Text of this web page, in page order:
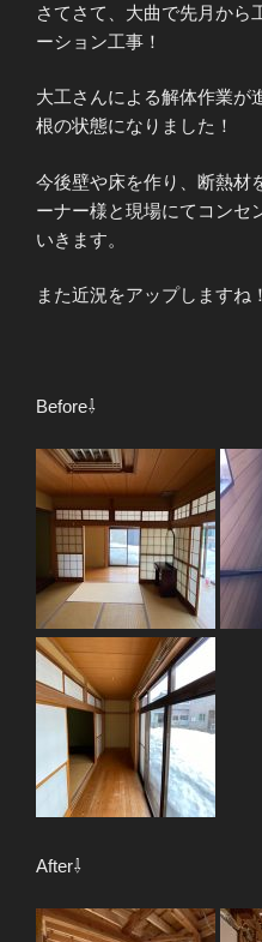
さてさて、大曲で先月から
ーション工事！
大工さんによる解体作業が
根の状態になりました！
今後壁や床を作り、断熱材
ーナー様と現場にてコンセ
いきます。
また近況をアップしますね！
Before⇩
After⇩